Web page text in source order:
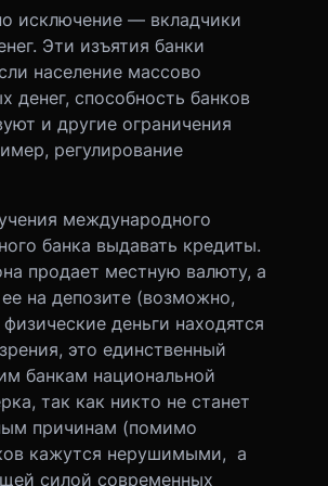
исключение — вкладчики
Эти изъятия банки
население массово
денег, способность банков
и другие ограничения
регулирование
международного
банка выдавать кредиты.
продает местную валюту, а
на депозите (возможно,
деньги находятся
это единственный
банкам национальной
так как никто не станет
причинам (помимо
кажутся нерушимыми, а
силой современных